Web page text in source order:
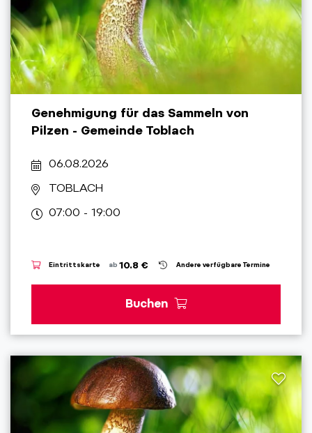
Genehmigung für das Sammeln von
Pilzen - Gemeinde Toblach
06.08.2026
TOBLACH
07:00 - 19:00
Eintrittskarte ab 10.8 € Andere verfügbare Termine
Buchen